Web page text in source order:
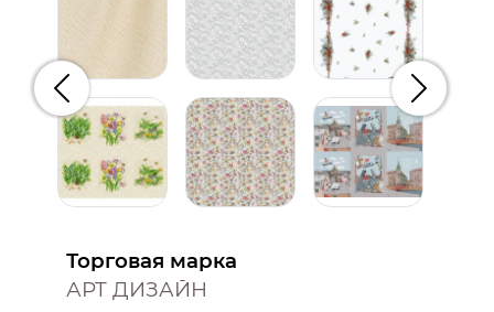
Предыдущий
Торговая марка
АРТ ДИЗАЙН